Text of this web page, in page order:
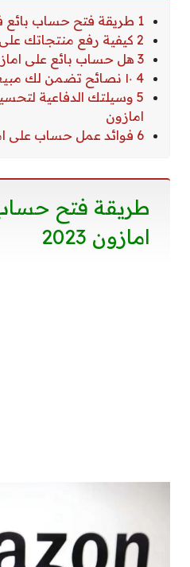
1 طريقة فتح حساب بائع في امازون 2023
2 كيفية رفع منتجاتك على امازون
3 هل حساب بائع على امازون يعتبر فرصة حقيقية
4 ١٠ نصائح تضمن لك مبيعات مرتفعة
5 وسيلتك الدفاعية
امازون
6 فوائد عمل حساب على امازون
طريقة فتح
امازون 2023